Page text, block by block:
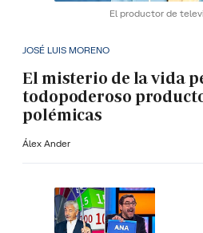
El productor de
JOSÉ LUIS MORENO
El misterio de la vida
todopoderoso
polémicas
Álex Ander